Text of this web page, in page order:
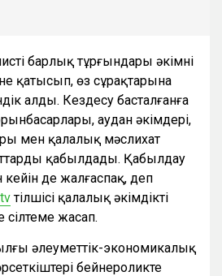
барлық тұрғындары әкімнің
қатысып, өз сұрақтарына
алды. Кездесу басталғанға
орынбасарлары, аудан әкімдері,
мен қалалық мәслихат
қабылдады. Қабылдау
кейін де жалғаспақ, деп
тілшісі қалалық әкімдіктің
сілтеме жасап.
әлеуметтік-экономикалық
бейнероликте